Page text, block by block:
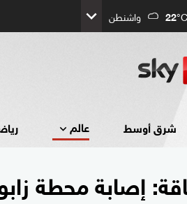
22°C واشنطن
شرق أوسط عالم
إصابة محطة